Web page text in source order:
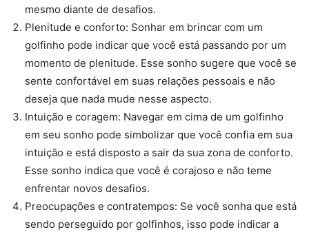
mesmo diante de desafios.
Plenitude e conforto: Sonhar em brincar com um
golfinho pode indicar que você está passando por um
momento de plenitude. Esse sonho sugere que você se
sente confortável em suas relações pessoais e não
deseja que nada mude nesse aspecto.
Intuição e coragem: Navegar em cima de um golfinho
em seu sonho pode simbolizar que você confia em sua
intuição e está disposto a sair da sua zona de conforto.
Esse sonho indica que você é corajoso e não teme
enfrentar novos desafios.
Preocupações e contratempos: Se você sonha que está
sendo perseguido por golfinhos, isso pode indicar a